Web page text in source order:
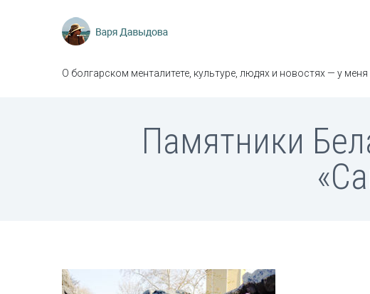
О болгарском менталитете, культуре, людях и новостях — у
Памятники